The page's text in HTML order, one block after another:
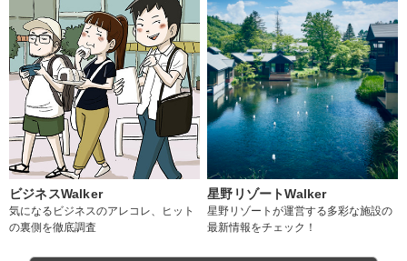
ビジネスWalker
気になるビジネスのアレコレ、ヒット
の裏側を徹底調査
星野リゾートWalker
星野リゾートが運営する多彩な施設の
最新情報をチェック！